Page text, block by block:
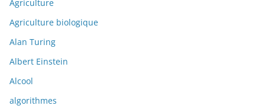
Agriculture
Agriculture biologique
Alan Turing
Albert Einstein
Alcool
algorithmes